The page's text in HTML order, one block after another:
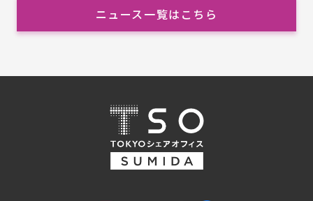
ニュース一覧はこちら